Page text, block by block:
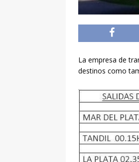
La empresa de
destinos como